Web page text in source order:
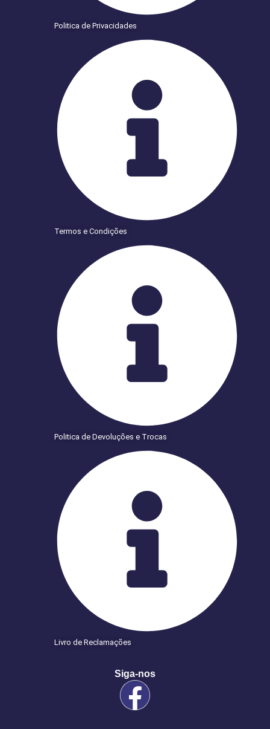
Politica de Privacidades
Termos e Condições
Politica de Devoluções e Trocas
Livro de Reclamações
Siga-nos